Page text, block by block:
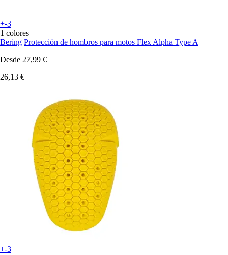
+-3
1 colores
Bering Protección de hombros para motos Flex Alpha Type A
Desde 27,99 €
26,13 €
+-3